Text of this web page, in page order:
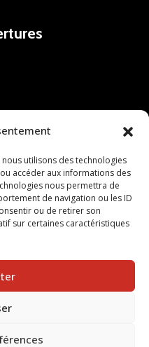
utilisons des technologies
accéder aux informations des
nous permettra de
de navigation ou les ID
ou de retirer son
sur certaines caractéristiques
DROITS RÉSERVÉS -
TECH